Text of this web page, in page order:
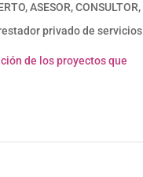
ASESOR, CONSULTOR,
privado de servicios
de los proyectos que